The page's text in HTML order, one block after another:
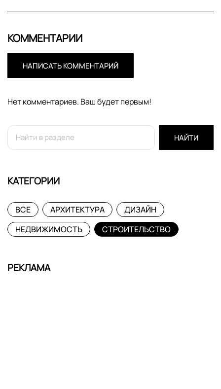
КОММЕНТАРИИ
НАПИСАТЬ КОММЕНТАРИЙ
Нет комментариев. Ваш будет первым!
НАЙТИ
КАТЕГОРИИ
ВСЕ АРХИТЕКТУРА
ДИЗАЙН
НЕДВИЖИМОСТЬ
СТРОИТЕЛЬСТВО
РЕКЛАМА